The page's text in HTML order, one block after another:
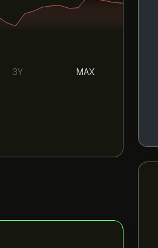
3Y MAX